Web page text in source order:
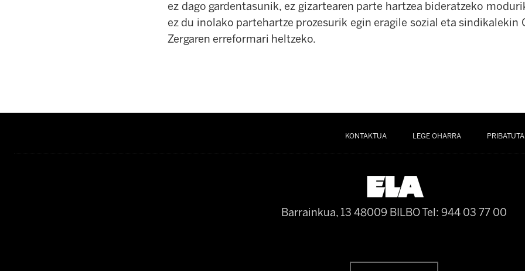
ez dago gardentasunik, ez gizartearen parte hartzea bideratzeko
ez du inolako partehartze prozesurik egin eragile sozial eta sindikalekin
Zergaren erreformari heltzeko.
KONTAKTUA LEGE OHARRA
Barrainkua, 13 48009 BILBOTel: 944 03 77 00